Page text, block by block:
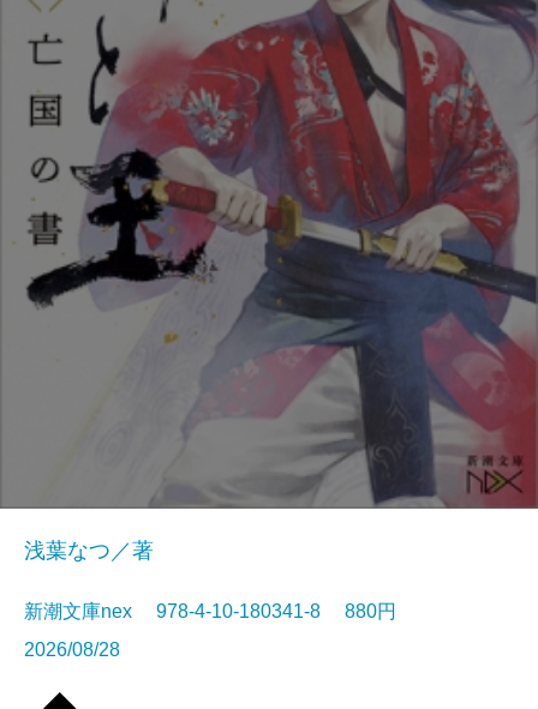
浅葉なつ／著
新潮文庫nex 978-4-10-180341-8 880円
2026/08/28